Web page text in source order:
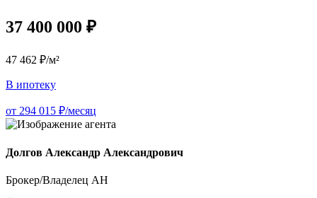
37 400 000 ₽
47 462 ₽/м²
В ипотеку
от 294 015 ₽/месяц
Долгов Александр Александрович
Брокер/Владелец АН